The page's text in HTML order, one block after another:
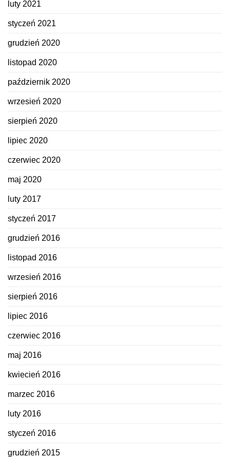
luty 2021
styczeń 2021
grudzień 2020
listopad 2020
październik 2020
wrzesień 2020
sierpień 2020
lipiec 2020
czerwiec 2020
maj 2020
luty 2017
styczeń 2017
grudzień 2016
listopad 2016
wrzesień 2016
sierpień 2016
lipiec 2016
czerwiec 2016
maj 2016
kwiecień 2016
marzec 2016
luty 2016
styczeń 2016
grudzień 2015